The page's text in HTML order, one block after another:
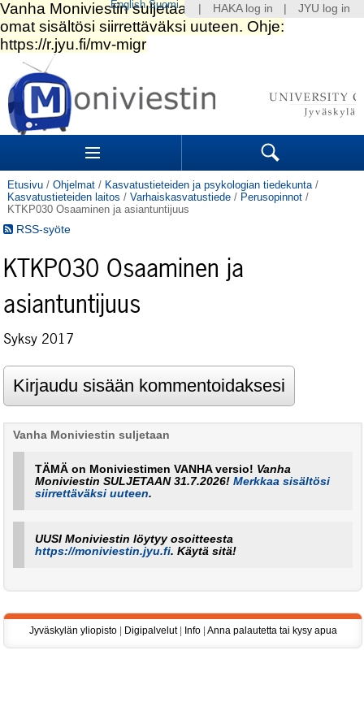
Siirry
sisältöön.
|
Siirry
navigointiin
Sections Search
Etusivu / Ohjelmat / Kasvatustieteiden ja psykologian tiedekunta /
Kasvatustieteiden laitos / Varhaiskasvatustiede / Perusopinnot /
KTKP030 Osaaminen ja asiantuntijuus
RSS-syöte
KTKP030 Osaaminen ja
asiantuntijuus
Syksy 2017
Vanha Moniviestin suljetaan
TÄMÄ on Moniviestimen VANHA versio! Vanha
Moniviestin SULJETAAN 31.7.2026!Merkkaa sisältösi
siirrettäväksi uuteen.
UUSI Moniviestin löytyy osoitteesta
https://moniviestin.jyu.fi. Käytä sitä!
HAKA log in JYU log in
English Suomi
Jyväskylän yliopisto| Digipalvelut| Info| Anna palautetta tai kysy apua